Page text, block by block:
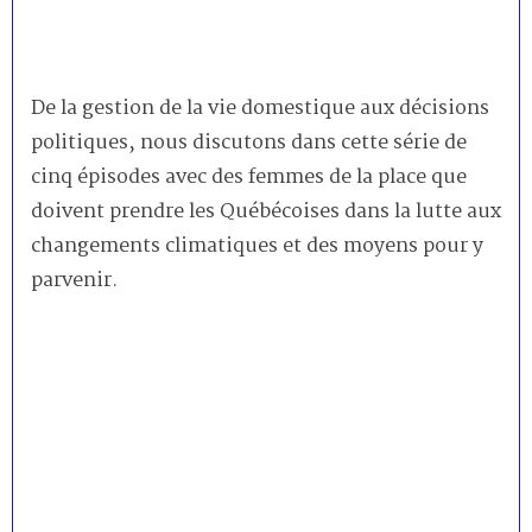
De la gestion de la vie domestique aux décisions
politiques, nous discutons dans cette série de
cinq épisodes avec des femmes de la place que
doivent prendre les Québécoises dans la lutte aux
changements climatiques et des moyens pour y
parvenir.